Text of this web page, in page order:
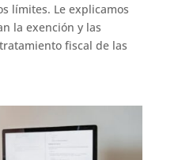
límites. Le explicamos
la exención y las
fiscal de las